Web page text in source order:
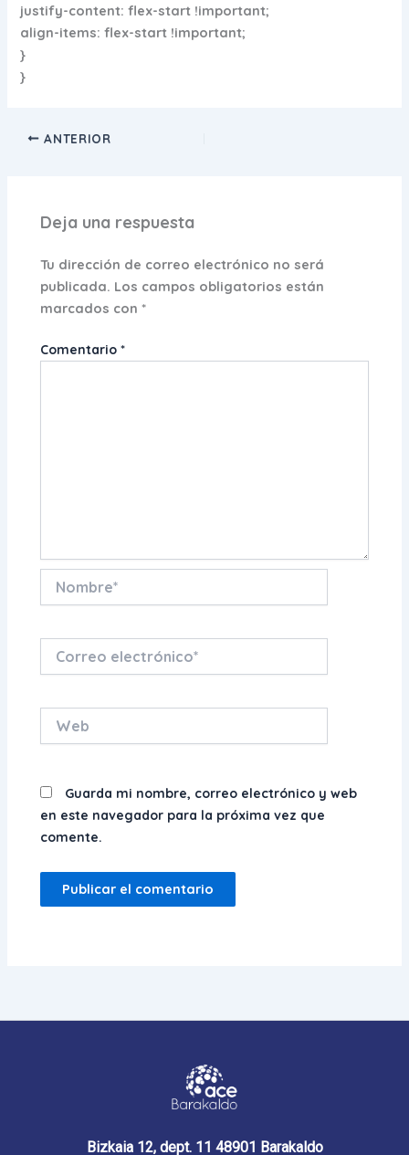
justify-content: flex-start !important;
align-items: flex-start !important;
}
}
ANTERIOR
Deja una respuesta
Tu dirección de correo electrónico no será
publicada. Los campos obligatorios están
marcados con*
Comentario*
electrónico*
Guarda mi nombre, correo electrónico y web
en este navegador para la próxima vez que
comente.
Bizkaia 12, dept. 11 48901 Barakaldo